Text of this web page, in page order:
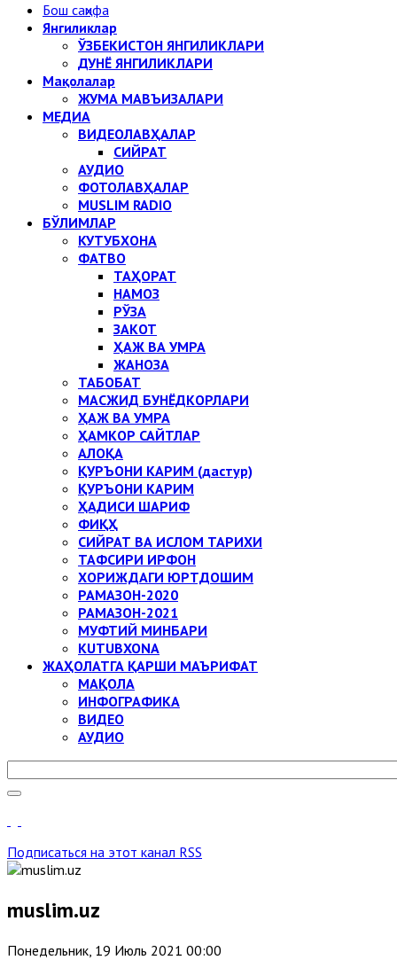
Бош саҳифа
Янгиликлар
ЎЗБЕКИСТОН ЯНГИЛИКЛАРИ
ДУНЁ ЯНГИЛИКЛАРИ
Мақолалар
ЖУМА МАВЪИЗАЛАРИ
МЕДИА
ВИДЕОЛАВҲАЛАР
СИЙРАТ
АУДИО
ФОТОЛАВҲАЛАР
MUSLIM RADIO
БЎЛИМЛАР
КУТУБХОНА
ФАТВО
ТАҲОРАТ
НАМОЗ
РЎЗА
ЗАКОТ
ҲАЖ ВА УМРА
ЖАНОЗА
ТАБОБАТ
МАСЖИД БУНЁДКОРЛАРИ
ҲАЖ ВА УМРА
ҲАМКОР САЙТЛАР
АЛОҚА
ҚУРЪОНИ КАРИМ (дастур)
ҚУРЪОНИ КАРИМ
ҲАДИСИ ШАРИФ
ФИҚҲ
СИЙРАТ ВА ИСЛОМ ТАРИХИ
ТАФСИРИ ИРФОН
ХОРИЖДАГИ ЮРТДОШИМ
РАМАЗОН-2020
РАМАЗОН-2021
МУФТИЙ МИНБАРИ
KUTUBXONA
ЖАҲОЛАТГА ҚАРШИ МАЪРИФАТ
МАҚОЛА
ИНФОГРАФИКА
ВИДЕО
АУДИО
Подписаться на этот канал RSS
muslim.uz
Понедельник, 19 Июль 2021 00:00